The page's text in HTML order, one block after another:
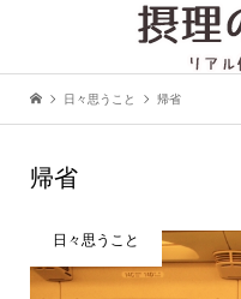
日々思うこと 帰省
帰省
日々思うこと